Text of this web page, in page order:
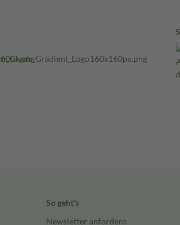
So geht's
Newsletter anfordern